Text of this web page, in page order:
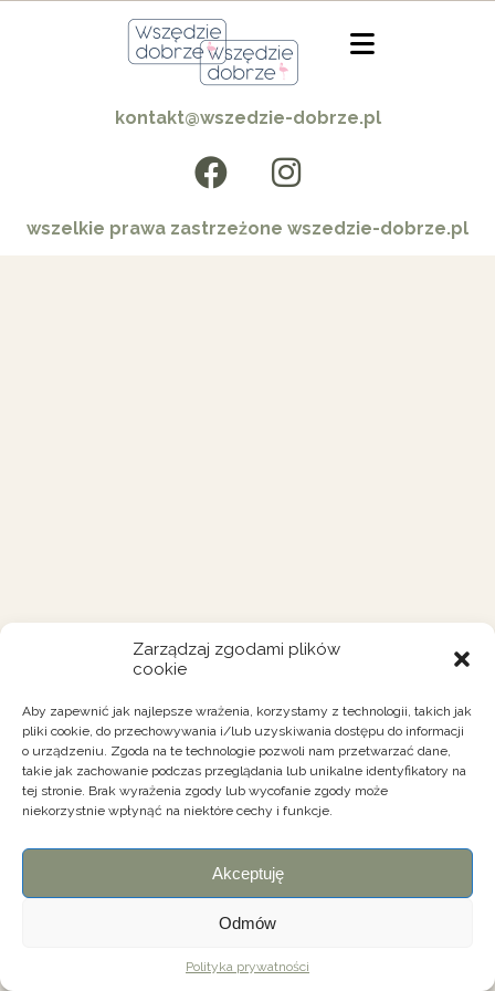
Zarządzaj zgodami plików
cookie
Aby zapewnić jak najlepsze wrażenia, korzystamy z technologii, takich jak
pliki cookie, do przechowywania i/lub uzyskiwania dostępu do informacji
o urządzeniu. Zgoda na te technologie pozwoli nam przetwarzać dane,
takie jak zachowanie podczas przeglądania lub unikalne identyfikatory na
tej stronie. Brak wyrażenia zgody lub wycofanie zgody może
niekorzystnie wpłynąć na niektóre cechy i funkcje.
Akceptuję
Odmów
Polityka prywatności
kontakt@wszedzie-dobrze.pl
wszelkie prawa zastrzeżone wszedzie-dobrze.pl